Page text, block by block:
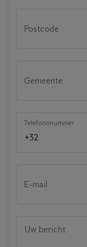
Postcode
Gemeente
Telefoonnummer
E-mail
Uw bericht